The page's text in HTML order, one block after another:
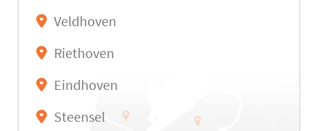
Veldhoven
Riethoven
Eindhoven
Steensel